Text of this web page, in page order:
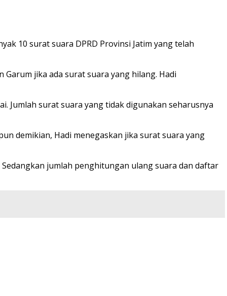
10 surat suara DPRD Provinsi Jatim yang telah
Garum jika ada surat suara yang hilang. Hadi
Jumlah surat suara yang tidak digunakan seharusnya
demikian, Hadi menegaskan jika surat suara yang
jumlah penghitungan ulang suara dan daftar